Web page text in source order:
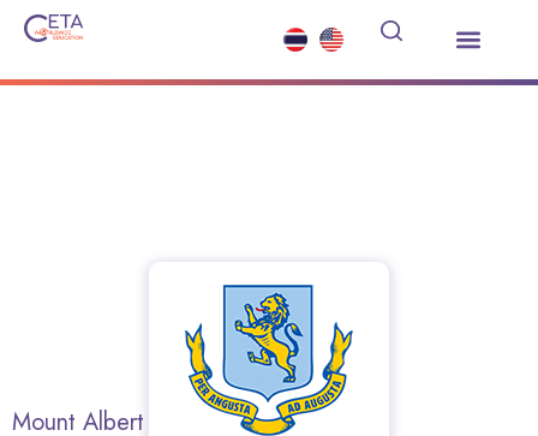
Mount Albert Grammar School